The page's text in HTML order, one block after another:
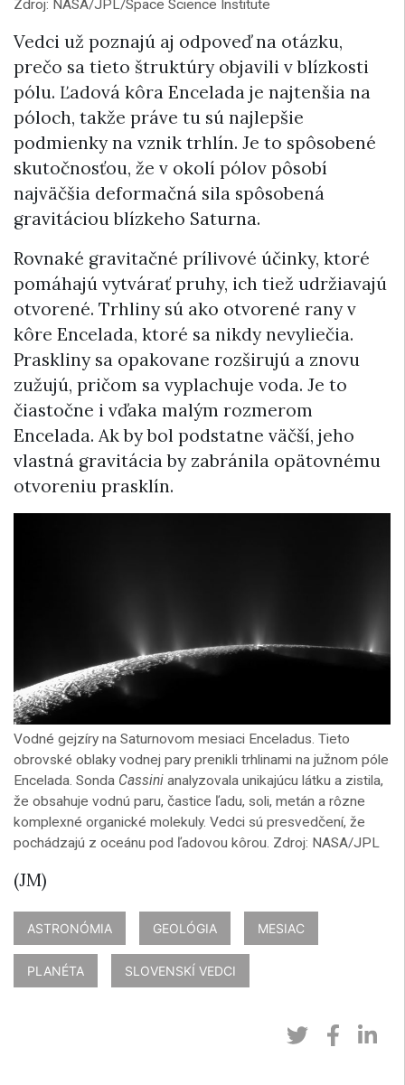
Zdroj: NASA/JPL/Space Science Institute
Vedci už poznajú aj odpoveď na otázku,
prečo sa tieto štruktúry objavili v blízkosti
pólu. Ľadová kôra Encelada je najtenšia na
póloch, takže práve tu sú najlepšie
podmienky na vznik trhlín. Je to spôsobené
skutočnosťou, že v okolí pólov pôsobí
najväčšia deformačná sila spôsobená
gravitáciou blízkeho Saturna.
Rovnaké gravitačné prílivové účinky, ktoré
pomáhajú vytvárať pruhy, ich tiež udržiavajú
otvorené. Trhliny sú ako otvorené rany v
kôre Encelada, ktoré sa nikdy nevyliečia.
Praskliny sa opakovane rozširujú a znovu
zužujú, pričom sa vyplachuje voda. Je to
čiastočne i vďaka malým rozmerom
Encelada. Ak by bol podstatne väčší, jeho
vlastná gravitácia by zabránila opätovnému
otvoreniu prasklín.
Vodné gejzíry na Saturnovom mesiaci Enceladus. Tieto
obrovské oblaky vodnej pary prenikli trhlinami na južnom póle
Encelada. Sonda Cassini analyzovala unikajúcu látku a zistila,
že obsahuje vodnú paru, častice ľadu, soli, metán a rôzne
komplexné organické molekuly. Vedci sú presvedčení, že
pochádzajú z oceánu pod ľadovou kôrou. Zdroj: NASA/JPL
(JM)
ASTRONÓMIA GEOLÓGIA MESIAC
PLANÉTA SLOVENSKÍ VEDCI